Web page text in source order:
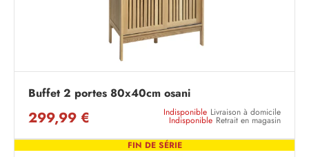
Buffet 2 portes 80x40cm osani
299,99 € Indisponible Livraison à domicile
Indisponible Retrait en magasin
FIN DE SÉRIE